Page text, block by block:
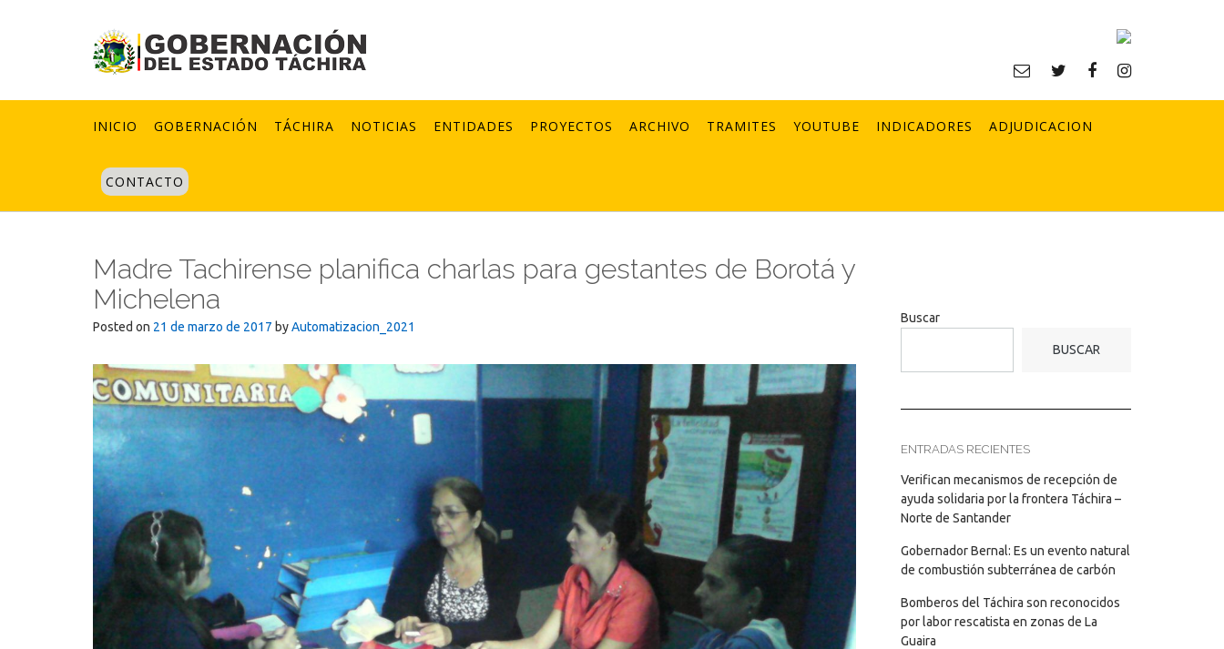
INICIO GOBERNACIÓN TÁCHIRA NOTICIAS ENTIDADES PROYECTOS ARCHIVO TRAMITES YOUTUBE INDICADORES ADJUDICACION
CONTACTO
Madre Tachirense planifica charlas para gestantes de Borotá y
Michelena
Posted on 21 de marzo de 2017 byAutomatizacion_2021
Buscar
BUSCAR
ENTRADAS RECIENTES
Verifican mecanismos de recepción de
ayuda solidaria por la frontera Táchira –
Norte de Santander
Gobernador Bernal: Es un evento natural
de combustión subterránea de carbón
Bomberos del Táchira son reconocidos
por labor rescatista en zonas de La
Guaira